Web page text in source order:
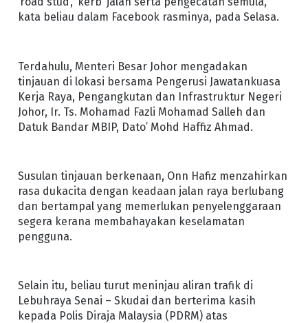
kata beliau dalam Facebook rasminya, pada Selasa.
Terdahulu, Menteri Besar Johor mengadakan
tinjauan di lokasi bersama Pengerusi Jawatankuasa
Kerja Raya, Pengangkutan dan Infrastruktur Negeri
Johor, Ir. Ts. Mohamad Fazli Mohamad Salleh dan
Datuk Bandar MBIP, Dato’ Mohd Haffiz Ahmad.
Susulan tinjauan berkenaan, Onn Hafiz menzahirkan
rasa dukacita dengan keadaan jalan raya berlubang
dan bertampal yang memerlukan penyelenggaraan
segera kerana membahayakan keselamatan
pengguna.
Selain itu, beliau turut meninjau aliran trafik di
Lebuhraya Senai – Skudai dan berterima kasih
kepada Polis Diraja Malaysia (PDRM) atas